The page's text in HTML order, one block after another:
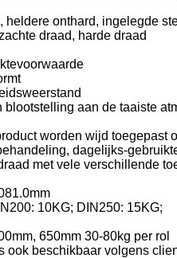
heldere onthard, ingelegde
draad, harde draad
aan de taaiste
worden wijd toegepast
dagelijks-
met vele verschillende
10KG; DIN250: 15KG;
650mm 30-80kg per rol
ook beschikbaar volgens